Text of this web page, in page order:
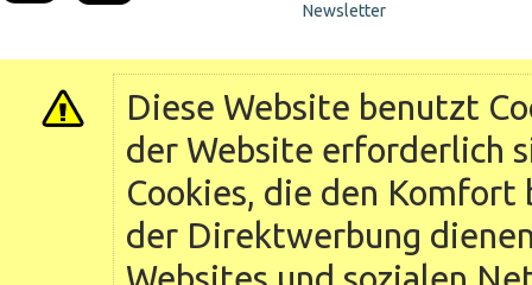
Newsletter
Diese Website benutzt
der Website erforderlich
Cookies, die den
der Direktwerbung